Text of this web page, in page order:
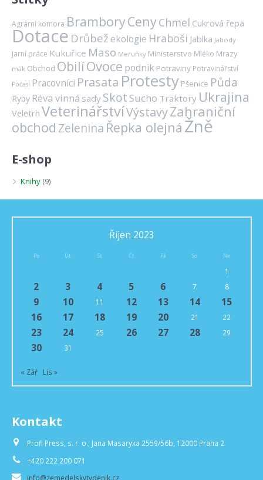
Agrární komora BramboryCenyChmel Cukrová řepa
Dotace Drůbež ekologie Hraboši Jablka Jahody
Jarní práce Kukuřice Maso Meruňky Ministerstvo Mléko Mrazy
mák Obchod ObilíOvoce podnik Potraviny Potravinářství
Počasí Pracovníci Prasata Protesty Pšenice Půda
Ryby Réva vinná sady Skot Sucho Traktory Ukrajina
Veletrh VeterinářstvíVýstavyZahraniční
obchod Zelenina Řepka olejná Žně
E-shop
Knihy (9)
Říjen 2023
Po Út St Čt Pá So Ne
1
2 3 4 5 6 7 8
9 10 11 12 13 14
15
16
17 18 19 20 21 22
23 24 25 26 27 28 29
30 31
« Zář Lis »
Kontakt
Profi Press, s. r. o., Jana Masaryka 2559/56b, 12000 Praha 2
+420 222 200 071
info@zemedelskytydenik.cz